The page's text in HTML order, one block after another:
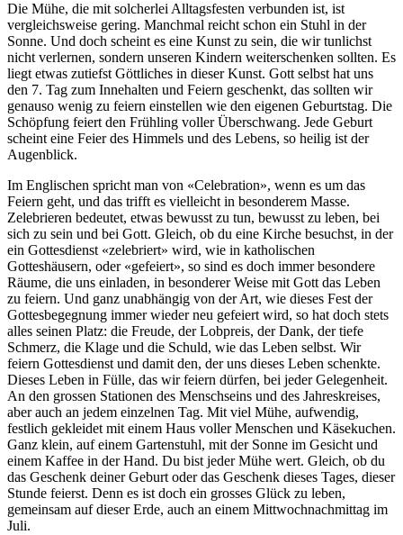
Die Mühe, die mit solcherlei Alltagsfesten verbunden ist, ist
vergleichsweise gering. Manchmal reicht schon ein Stuhl in der
Sonne. Und doch scheint es eine Kunst zu sein, die wir tunlichst
nicht verlernen, sondern unseren Kindern weiterschenken sollten. Es
liegt etwas zutiefst Göttliches in dieser Kunst. Gott selbst hat uns
den 7. Tag zum Innehalten und Feiern geschenkt, das sollten wir
genauso wenig zu feiern einstellen wie den eigenen Geburtstag. Die
Schöpfung feiert den Frühling voller Überschwang. Jede Geburt
scheint eine Feier des Himmels und des Lebens, so heilig ist der
Augenblick.
Im Englischen spricht man von «Celebration», wenn es um das
Feiern geht, und das trifft es vielleicht in besonderem Masse.
Zelebrieren bedeutet, etwas bewusst zu tun, bewusst zu leben, bei
sich zu sein und bei Gott. Gleich, ob du eine Kirche besuchst, in der
ein Gottesdienst «zelebriert» wird, wie in katholischen
Gotteshäusern, oder «gefeiert», so sind es doch immer besondere
Räume, die uns einladen, in besonderer Weise mit Gott das Leben
zu feiern. Und ganz unabhängig von der Art, wie dieses Fest der
Gottesbegegnung immer wieder neu gefeiert wird, so hat doch stets
alles seinen Platz: die Freude, der Lobpreis, der Dank, der tiefe
Schmerz, die Klage und die Schuld, wie das Leben selbst. Wir
feiern Gottesdienst und damit den, der uns dieses Leben schenkte.
Dieses Leben in Fülle, das wir feiern dürfen, bei jeder Gelegenheit.
An den grossen Stationen des Menschseins und des Jahreskreises,
aber auch an jedem einzelnen Tag. Mit viel Mühe, aufwendig,
festlich gekleidet mit einem Haus voller Menschen und Käsekuchen.
Ganz klein, auf einem Gartenstuhl, mit der Sonne im Gesicht und
einem Kaffee in der Hand. Du bist jeder Mühe wert. Gleich, ob du
das Geschenk deiner Geburt oder das Geschenk dieses Tages, dieser
Stunde feierst. Denn es ist doch ein grosses Glück zu leben,
gemeinsam auf dieser Erde, auch an einem Mittwochnachmittag im
Juli.